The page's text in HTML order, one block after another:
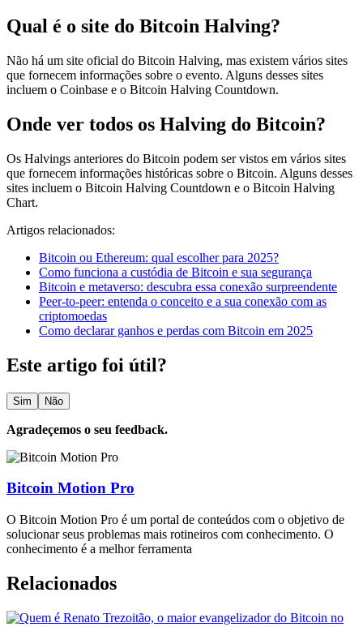
Qual é o site do Bitcoin Halving?
Não há um site oficial do Bitcoin Halving, mas existem vários sites
que fornecem informações sobre o evento. Alguns desses sites
incluem o Coinbase e o Bitcoin Halving Countdown.
Onde ver todos os Halving do Bitcoin?
Os Halvings anteriores do Bitcoin podem ser vistos em vários sites
que fornecem informações históricas sobre o Bitcoin. Alguns desses
sites incluem o Bitcoin Halving Countdown e o Bitcoin Halving
Chart.
Artigos relacionados:
Bitcoin ou Ethereum: qual escolher para 2025?
Como funciona a custódia de Bitcoin e sua segurança
Bitcoin e metaverso: descubra essa conexão surpreendente
Peer-to-peer: entenda o conceito e a sua conexão com as
criptomoedas
Como declarar ganhos e perdas com Bitcoin em 2025
Este artigo foi útil?
Sim Não
Agradeçemos o seu feedback.
Bitcoin Motion Pro
O Bitcoin Motion Pro é um portal de conteúdos com o objetivo de
solucionar seus problemas mais rotineiros com conhecimento. O
conhecimento é a melhor ferramenta
Relacionados